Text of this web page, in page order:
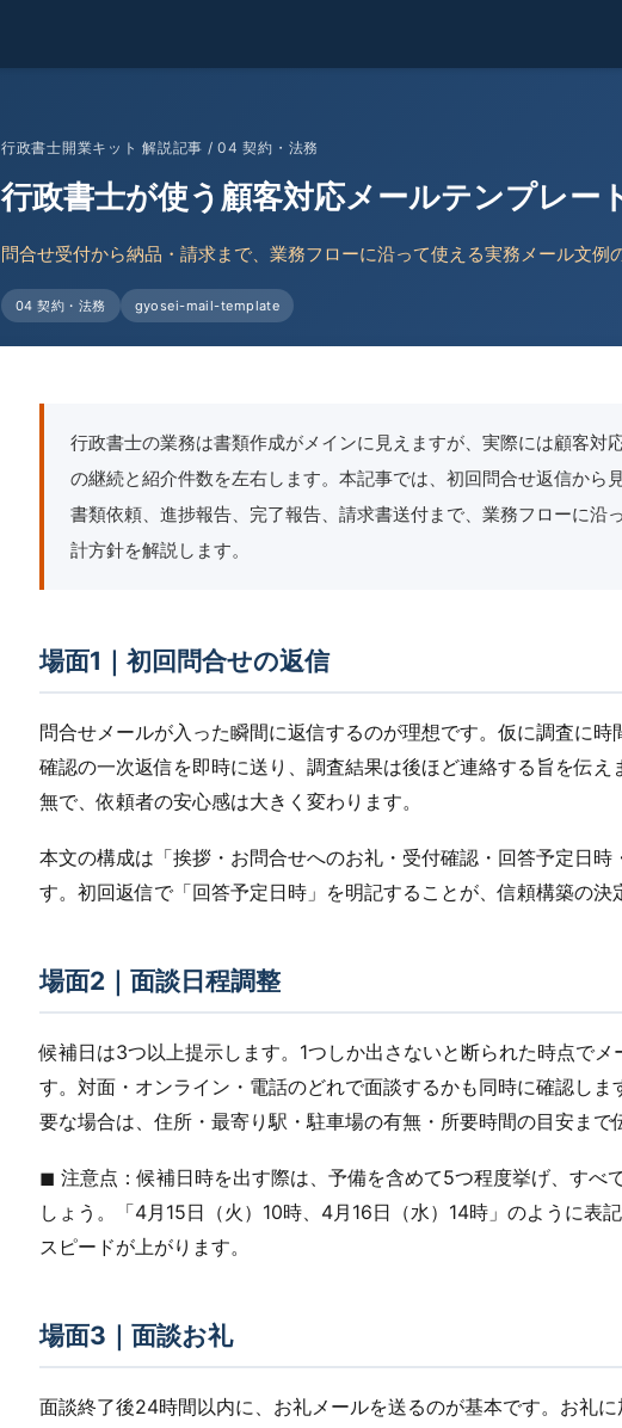
行政書士開業キット 解説記事 / 04 契約・法務
行政書士が使う顧客対応メールテンプレー
問合せ受付から納品・請求まで、業務フローに沿って使える実務メール文例
04 契約・法務 gyosei-mail-template
行政書士の業務は書類作成がメインに見えますが、実際には顧客対
の継続と紹介件数を左右します。本記事では、初回問合せ返信から
書類依頼、進捗報告、完了報告、請求書送付まで、業務フローに沿
計方針を解説します。
場面1｜初回問合せの返信
問合せメールが入った瞬間に返信するのが理想です。仮に調査に時
確認の一次返信を即時に送り、調査結果は後ほど連絡する旨を伝え
無で、依頼者の安心感は大きく変わります。
本文の構成は「挨拶・お問合せへのお礼・受付確認・回答予定日
す。初回返信で「回答予定日時」を明記することが、信頼構築の決
場面2｜面談日程調整
候補日は3つ以上提示します。1つしか出さないと断られた時点でメ
す。対面・オンライン・電話のどれで面談するかも同時に確認しま
要な場合は、住所・最寄り駅・駐車場の有無・所要時間の目安まで
◼︎ 注意点：候補日時を出す際は、予備を含めて5つ程度挙げ、すべ
しょう。「4月15日（火）10時、4月16日（水）14時」のように表
スピードが上がります。
場面3｜面談お礼
面談終了後24時間以内に、お礼メールを送るのが基本です。お礼